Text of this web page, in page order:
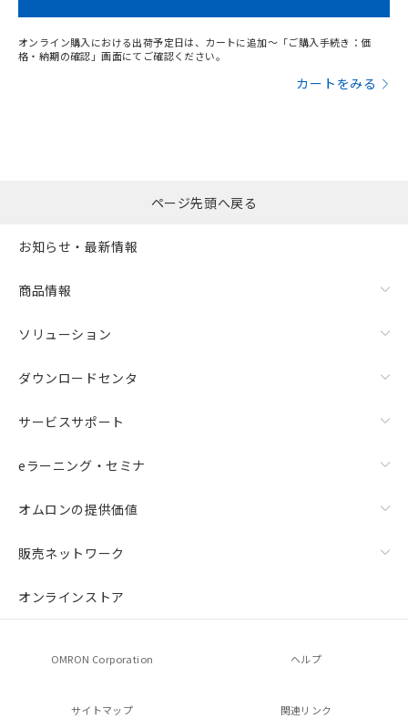
オンライン購入における出荷予定日は、カートに追加～「ご購入手続き：価
格・納期の確認」画面にてご確認ください。
カートをみる
ページ先頭へ戻る
お知らせ・最新情報
商品情報
ソリューション
ダウンロードセンタ
サービスサポート
eラーニング・セミナ
オムロンの提供価値
販売ネットワーク
オンラインストア
OMRON Corporation ヘルプ
サイトマップ 関連リンク